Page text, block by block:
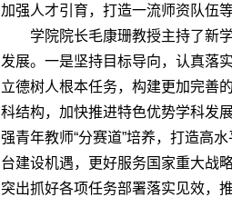
加强人才引育，打造一流师资队伍
学院院长毛康珊教授主持了新
发展。一是坚持目标导向，认真落
立德树人根本任务，构建更加完善
科结构，加快推进特色优势学科发
强青年教师“分赛道”培养，打造高
台建设机遇，更好服务国家重大战
突出抓好各项任务部署落实见效，